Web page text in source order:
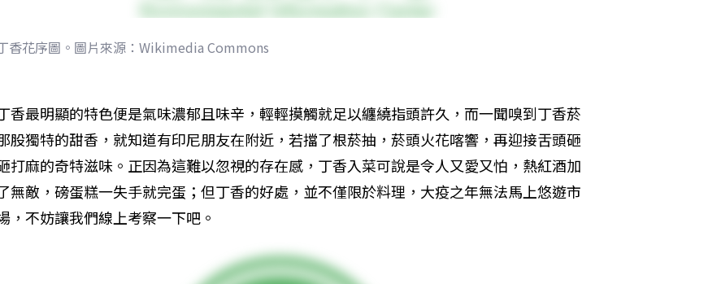
香花序圖。圖片來源：Wikimedia Commons
香最明顯的特色便是氣味濃郁且味辛，輕輕摸觸就足以纏繞指頭許久，而一聞嗅到丁香菸
股獨特的甜香，就知道有印尼朋友在附近，若擋了根菸抽，菸頭火花喀響，再迎接舌頭砸
打麻的奇特滋味。正因為這難以忽視的存在感，丁香入菜可說是令人又愛又怕，熱紅酒加
無敵，磅蛋糕一失手就完蛋；但丁香的好處，並不僅限於料理，大疫之年無法馬上悠遊市
，不妨讓我們線上考察一下吧。